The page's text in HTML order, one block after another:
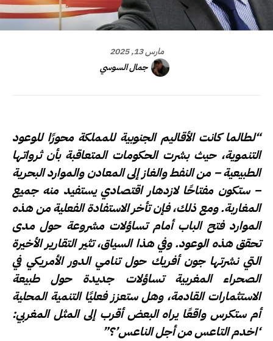
مارس 13, 2025
جمال السوسي
“لطالما كانت الأقاليم الجنوبية للمملكة محورًا للوعود
التنموية، حيث بشرت الحكومات المتعاقبة بأن ثرواتها
الطبيعية – من النفط والغاز إلى المعادن والموارد البحرية
– ستكون مفتاحًا لازدهار اقتصادي يستفيد منه جميع
المغاربة. ومع ذلك، فإن تأخر الاستفادة الفعلية من هذه
الموارد فتح الباب أمام تساؤلات مشروعة حول مدى
تحقق هذه الوعود. وفي هذا السياق، تثير التقارير الأخيرة
التي نشرتها جون أفريك حول تنامي الدور الأمريكي في
الصحراء المغربية تساؤلات جديدة حول طبيعة
الاستثمارات القادمة، وهل ستعزز فعليًا التنمية المحلية
أم ستكرس واقعًا يراه البعض أقرب إلى المثل المغربي:
‘اخدم التاعس من أجل الناعس’؟”